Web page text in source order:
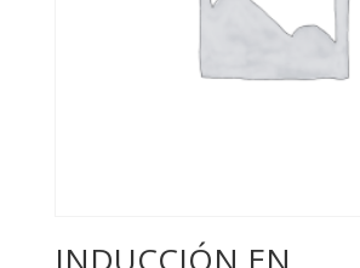
INDUCCIÓN EN